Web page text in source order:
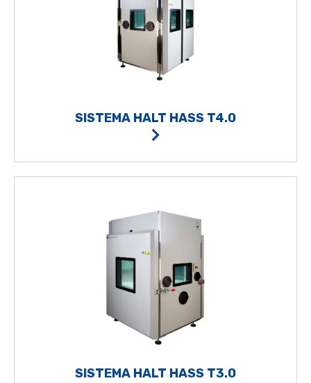
SISTEMA HALT HASS T4.0
SISTEMA HALT HASS T3.0